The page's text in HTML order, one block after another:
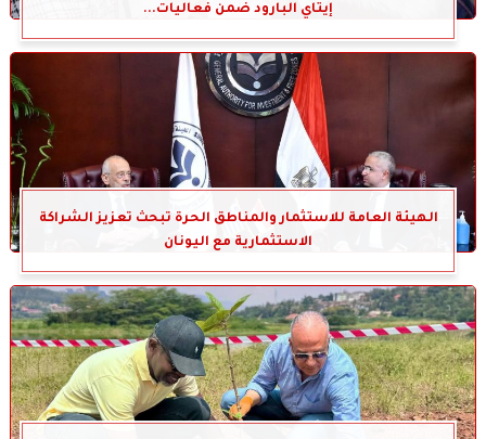
إيتاي البارود ضمن فعاليات...
الهيئة العامة للاستثمار والمناطق الحرة تبحث تعزيز الشراكة
الاستثمارية مع اليونان